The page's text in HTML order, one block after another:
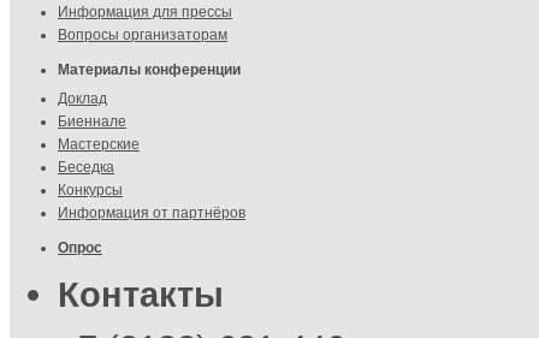
Информация для прессы
Вопросы организаторам
Материалы конференции
Доклад
Биеннале
Мастерские
Беседка
Конкурсы
Информация от партнёров
Опрос
Контакты